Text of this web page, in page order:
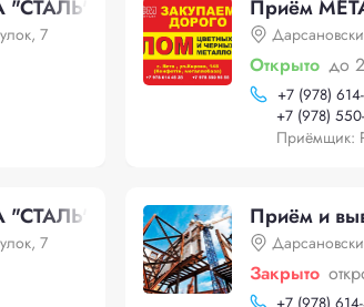
7
Приём
Открыто до
+7 (978)
+7 (978)
Приёмщик:
7
Приём и
Закрыто